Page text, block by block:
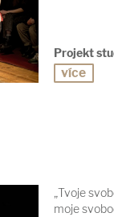
Projekt
více
„Tvoje
moje